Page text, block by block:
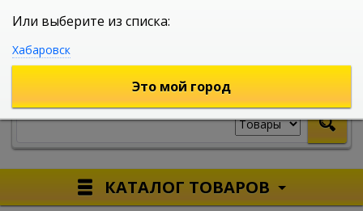
УНИВЕРСАЛЬНЫЙ ИНТЕРНЕТ МАГАЗИН
КАТАЛОГ ТОВАРОВ
Или выберите из списка:
Хабаровск
Это мой город